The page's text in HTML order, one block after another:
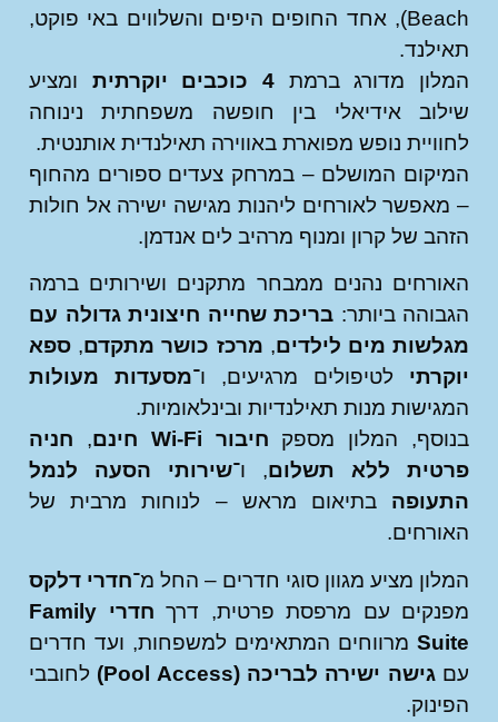
Beach), אחד החופים היפים והשלווים באי פוקט,
מדורג ברמת4 כוכבים יוקרתית
ומציע
אידיאלי בין חופשה משפחתית נינוחה
נופש מפוארת באווירה תאילנדית אותנטית.
המושלם – במרחק צעדים ספורים מהחוף
לאורחים ליהנות מגישה ישירה אל חולות
של קרון ומנוף מרהיב לים אנדמן.
נהנים ממבחר מתקנים ושירותים ברמה
ביותר:בריכת שחייה חיצונית גדולה עם
מים לילדים,מרכז כושר מתקדם,ספא
לטיפולים מרגיעים, ו־מסעדות מעולות
מנות תאילנדיות ובינלאומיות.
המלון מספקחיבור Wi-Fi חינם ,חניה
ללא תשלום, ו־שירותי הסעה לנמל
בתיאום מראש – לנוחות מרבית של
מציע מגוון סוגי חדרים – החל מ־חדרי דלקס
עם מרפסת פרטית, דרך
חדרי Family
מרווחים המתאימים למשפחות, ועד חדרים
גישה ישירה לבריכה (Pool Access)
לחובבי